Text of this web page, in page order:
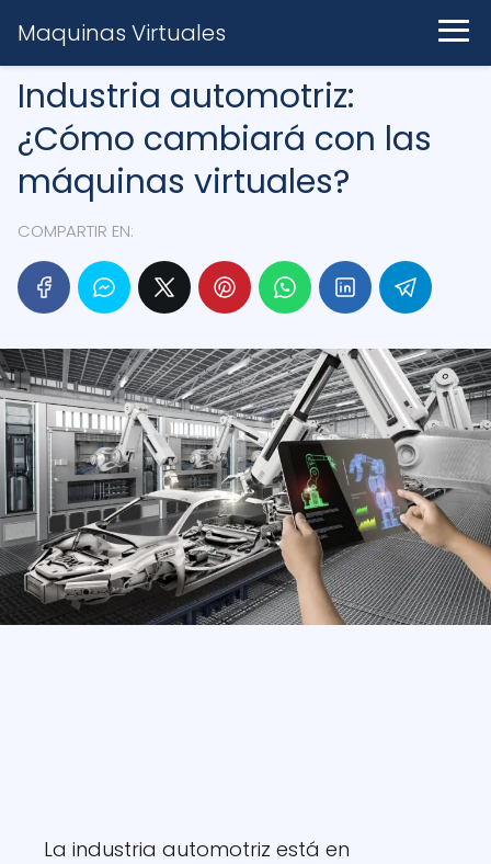
Maquinas Virtuales
Industria automotriz:
¿Cómo cambiará con las
máquinas virtuales?
COMPARTIR EN:
La industria automotriz está en